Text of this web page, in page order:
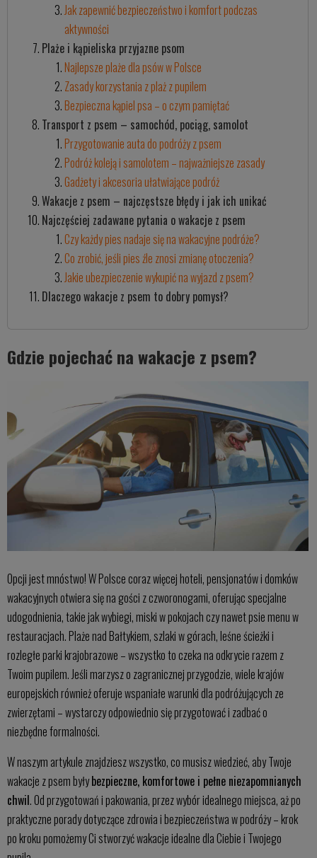
Jak zapewnić bezpieczeństwo i komfort podczas
aktywności
Plaże i kąpieliska przyjazne psom
Najlepsze plaże dla psów w Polsce
Zasady korzystania z plaż z pupilem
Bezpieczna kąpiel psa – o czym pamiętać
Transport z psem – samochód, pociąg, samolot
Przygotowanie auta do podróży z psem
Podróż koleją i samolotem – najważniejsze zasady
Gadżety i akcesoria ułatwiające podróż
Wakacje z psem – najczęstsze błędy i jak ich unikać
Najczęściej zadawane pytania o wakacje z psem
Czy każdy pies nadaje się na wakacyjne podróże?
Co zrobić, jeśli pies źle znosi zmianę otoczenia?
Jakie ubezpieczenie wykupić na wyjazd z psem?
Dlaczego wakacje z psem to dobry pomysł?
Gdzie pojechać na wakacje z psem?
Opcji jest mnóstwo! W Polsce coraz więcej hoteli, pensjonatów i domków
wakacyjnych otwiera się na gości z czworonogami, oferując specjalne
udogodnienia, takie jak wybiegi, miski w pokojach czy nawet psie menu w
restauracjach. Plaże nad Bałtykiem, szlaki w górach, leśne ścieżki i
rozległe parki krajobrazowe – wszystko to czeka na odkrycie razem z
Twoim pupilem. Jeśli marzysz o zagranicznej przygodzie, wiele krajów
europejskich również oferuje wspaniałe warunki dla podróżujących ze
zwierzętami – wystarczy odpowiednio się przygotować i zadbać o
niezbędne formalności.
W naszym artykule znajdziesz wszystko, co musisz wiedzieć, aby Twoje
wakacje z psem byłybezpieczne, komfortowe i pełne niezapomnianych
chwil. Od przygotowań i pakowania, przez wybór idealnego miejsca, aż po
praktyczne porady dotyczące zdrowia i bezpieczeństwa w podróży – krok
po kroku pomożemy Ci stworzyć wakacje idealne dla Ciebie i Twojego